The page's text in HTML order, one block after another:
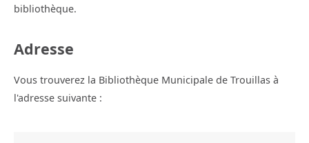
bibliothèque.
Adresse
Vous trouverez la Bibliothèque Municipale de Trouillas à
l'adresse suivante :